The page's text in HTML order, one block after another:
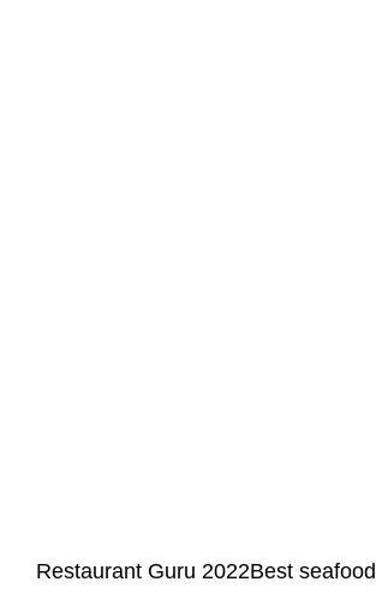
Restaurant Guru 2022Best seafood